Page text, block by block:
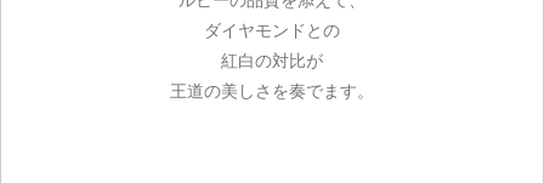
ダイヤモンドとの
紅白の対比が
王道の美しさを奏でます。